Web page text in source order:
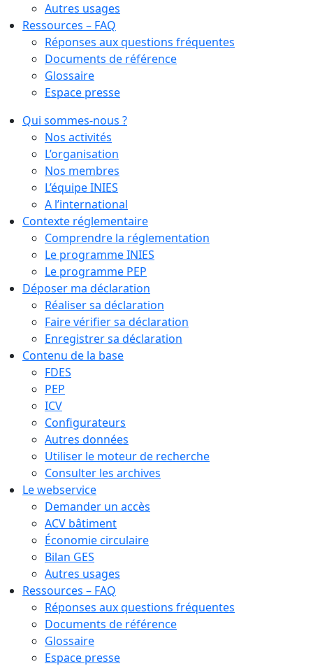
Autres usages
Ressources – FAQ
Réponses aux questions fréquentes
Documents de référence
Glossaire
Espace presse
Qui sommes-nous ?
Nos activités
L’organisation
Nos membres
L’équipe INIES
A l’international
Contexte réglementaire
Comprendre la réglementation
Le programme INIES
Le programme PEP
Déposer ma déclaration
Réaliser sa déclaration
Faire vérifier sa déclaration
Enregistrer sa déclaration
Contenu de la base
FDES
PEP
ICV
Configurateurs
Autres données
Utiliser le moteur de recherche
Consulter les archives
Le webservice
Demander un accès
ACV bâtiment
Économie circulaire
Bilan GES
Autres usages
Ressources – FAQ
Réponses aux questions fréquentes
Documents de référence
Glossaire
Espace presse